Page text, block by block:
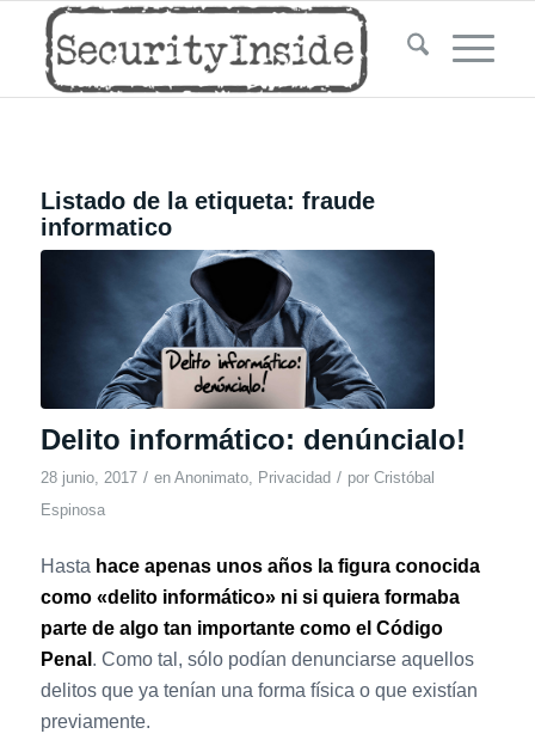
Listado de la etiqueta: fraude
informatico
Delito informático: denúncialo!
28 junio, 2017 / en Anonimato, Privacidad / por Cristóbal
Espinosa
Hasta hace apenas unos años la figura conocida
como «delito informático» ni si quiera formaba
parte de algo tan importante como el Código
Penal . Como tal, sólo podían denunciarse aquellos
delitos que ya tenían una forma física o que existían
previamente.